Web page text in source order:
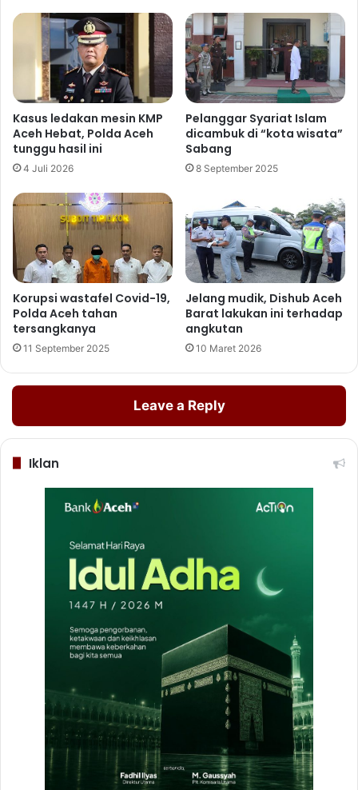
Kasus ledakan mesin KMP
Aceh Hebat, Polda Aceh
tunggu hasil ini
4 Juli 2026
Pelanggar Syariat Islam
dicambuk di “kota wisata”
Sabang
8 September 2025
Korupsi wastafel Covid-19,
Polda Aceh tahan
tersangkanya
11 September 2025
Jelang mudik, Dishub Aceh
Barat lakukan ini terhadap
angkutan
10 Maret 2026
Leave a Reply
Iklan